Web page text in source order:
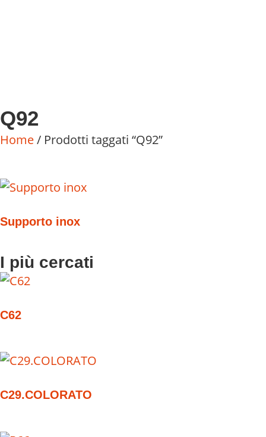
Q92
Home/ Prodotti taggati “Q92”
Supporto inox
I più cercati
C62
C29.COLORATO